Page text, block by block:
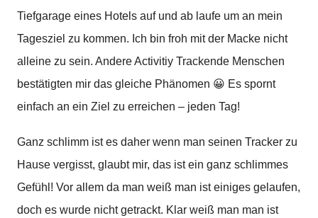
Tiefgarage eines Hotels auf und ab laufe um an mein
Tagesziel zu kommen. Ich bin froh mit der Macke nicht
alleine zu sein. Andere Activitiy Trackende Menschen
bestätigten mir das gleiche Phänomen 😀 Es spornt
einfach an ein Ziel zu erreichen – jeden Tag!
Ganz schlimm ist es daher wenn man seinen Tracker zu
Hause vergisst, glaubt mir, das ist ein ganz schlimmes
Gefühl! Vor allem da man weiß man ist einiges gelaufen,
doch es wurde nicht getrackt. Klar weiß man man ist